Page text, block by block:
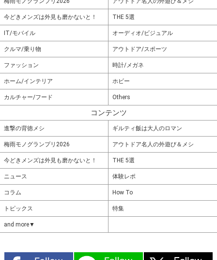
今どきメンズは外見も磨かないと！ THE 5選
IT/モバイル オーディオ/ビジュアル
クルマ/乗り物 アウトドア/スポーツ
ファッション 時計/メガネ
ホーム/インテリア ホビー
カルチャー/フード Others
コンテンツ
進撃の背徳メシ ギルティ飯は大人のロマン
梅雨モノグランプリ2026 アウトドア名人の外遊び＆メシ
今どきメンズは外見も磨かないと！ THE 5選
ニュース 体験レポ
コラム How To
トピックス 特集
and more▼